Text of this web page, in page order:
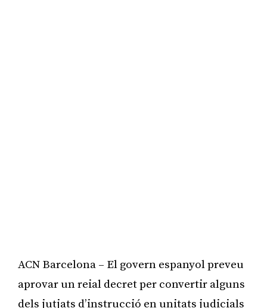
ACN Barcelona – El govern espanyol preveu
aprovar un reial decret per convertir alguns
dels jutjats d’instrucció en unitats judicials